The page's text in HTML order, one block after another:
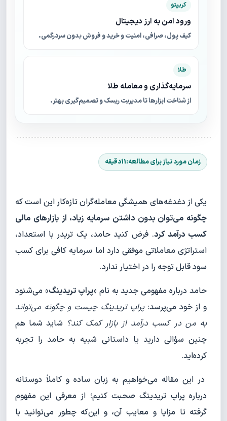
کریپتو
ورود امن به ارز دیجیتال
کیف پول، صرافی، امنیت و خرید و فروش بدون سردرگمی.
طلا
سرمایه‌گذاری و معامله طلا
از شناخت ابزارها تا مدیریت ریسک و تصمیم‌گیری بهتر.
یکی از دغدغه‌های همیشگی معامله‌گران تازه‌کار این است که
چگونه می‌توان بدون داشتن سرمایه زیاد، از بازارهای مالی
کسب درآمد کرد. فرض کنید حامد، یک تریدر با استعداد،
استراتژی معاملاتی موفقی دارد اما سرمایه کافی برای کسب
سود قابل توجه را در اختیار ندارد.
حامد درباره مفهومی جدید به نام «پراپ تریدینگ» می‌شنود
و از خود می‌پرسد:پراپ تریدینگ چیست و چگونه می‌تواند
به من در کسب درآمد از بازار کمک کند؟ شاید شما هم
چنین سؤالی دارید یا داستانی شبیه به حامد را تجربه
کرده‌اید.
در این مقاله می‌خواهیم به زبان ساده و کاملاً دوستانه
درباره پراپ تریدینگ صحبت کنیم؛ از معرفی این مفهوم
گرفته تا مزایا و معایب آن، و این‌که چطور می‌توانید با